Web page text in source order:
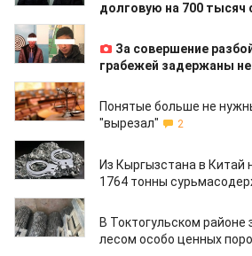
долговую на 700 тысяч
11.12.2018
За совершение
грабежей задержаны
11.12.2018
Понятые больше не
"вырезал"
2
01.12.2018
Из Кыргызстана в Китай
1764 тонны
29.11.2018
В Токтогульском
лесом особо ценных